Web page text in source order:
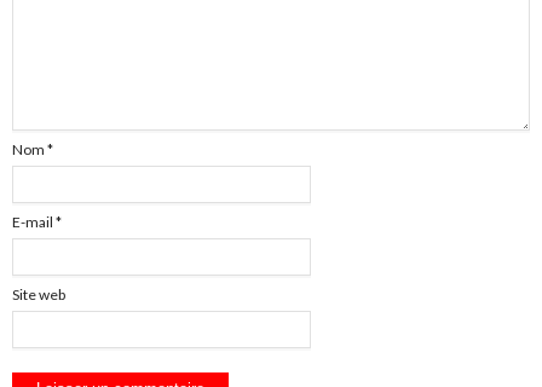
Nom *
E-mail *
Site web